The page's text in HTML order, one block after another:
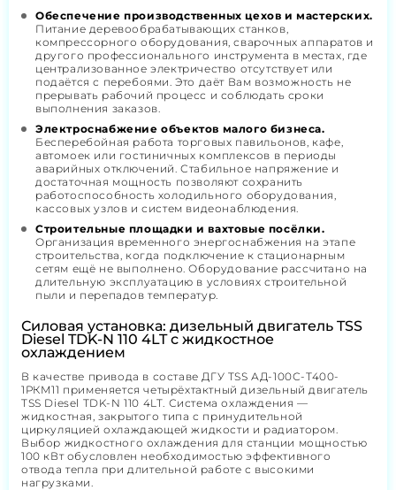
Обеспечение производственных цехов и мастерских.
Питание деревообрабатывающих станков,
компрессорного оборудования, сварочных аппаратов и
другого профессионального инструмента в местах, где
централизованное электричество отсутствует или
подаётся с перебоями. Это даёт Вам возможность не
прерывать рабочий процесс и соблюдать сроки
выполнения заказов.
Электроснабжение объектов малого бизнеса.
Бесперебойная работа торговых павильонов, кафе,
автомоек или гостиничных комплексов в периоды
аварийных отключений. Стабильное напряжение и
достаточная мощность позволяют сохранить
работоспособность холодильного оборудования,
кассовых узлов и систем видеонаблюдения.
Строительные площадки и вахтовые посёлки.
Организация временного энергоснабжения на этапе
строительства, когда подключение к стационарным
сетям ещё не выполнено. Оборудование рассчитано на
длительную эксплуатацию в условиях строительной
пыли и перепадов температур.
Силовая установка: дизельный двигатель TSS
Diesel TDK-N 110 4LT с жидкостное
охлаждением
В качестве привода в составе ДГУ TSS АД-100С-Т400-
1РКМ11 применяется четырёхтактный дизельный двигатель
TSS Diesel TDK-N 110 4LT. Система охлаждения —
жидкостная, закрытого типа с принудительной
циркуляцией охлаждающей жидкости и радиатором.
Выбор жидкостного охлаждения для станции мощностью
100 кВт обусловлен необходимостью эффективного
отвода тепла при длительной работе с высокими
нагрузками.